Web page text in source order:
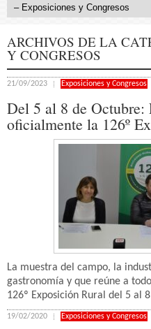
ARCHIVOS DE LA
Y CONGRESOS
21/09/2023 Exposiciones y Congresos
Del 5 al 8 de Octubre:
oficialmente la 126º
La muestra del campo, la
gastronomía y que reúne a
126º Exposición Rural del 5 al
19/02/2020 Exposiciones y Congresos